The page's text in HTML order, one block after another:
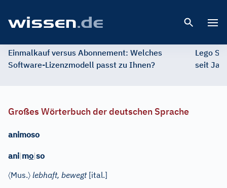
Einmalkauf versus Abonnement: Welches
Software-Lizenzmodell passt zu Ihnen?
Lego
seit
Großes Wörterbuch der deutschen Sprache
animoso
ani|mo|so
〈Mus.〉 lebhaft, bewegt[ital.]